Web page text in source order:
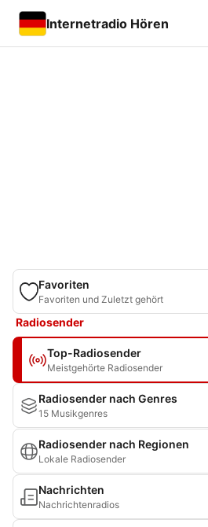
Internetradio Hören
Favoriten
Favoriten und Zuletzt gehört
Radiosender
Top-Radiosender
Meistgehörte Radiosender
Radiosender nach Genres
15 Musikgenres
Radiosender nach Regionen
Lokale Radiosender
Nachrichten
Nachrichtenradios